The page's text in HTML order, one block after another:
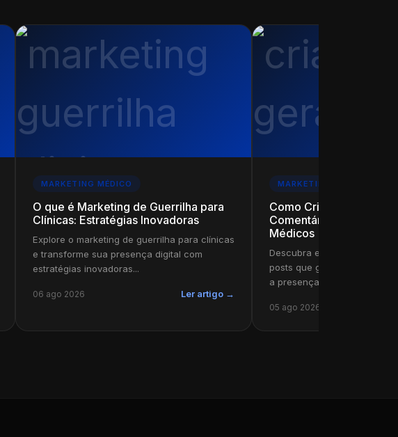
MARKETING MÉDICO
O que é Marketing de Guerrilha para
Clínicas: Estratégias Inovadoras
Explore o marketing de guerrilha para clínicas
e transforme sua presença digital com
estratégias inovadoras...
06 ago 2026 Ler artigo →
MARKETING MÉDICO
Como Criar Posts que
Comentários:
Médicos
Descubra estratégias para
posts que geram
a presença digital.
05 ago 2026